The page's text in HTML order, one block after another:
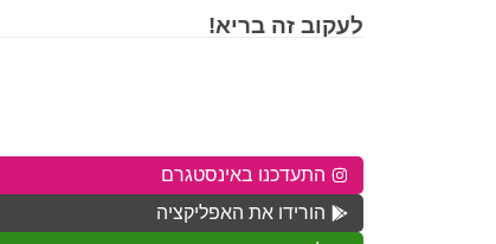
לעקוב זה בריא!
התעדכנו באינסטגרם
הורידו את האפליקציה